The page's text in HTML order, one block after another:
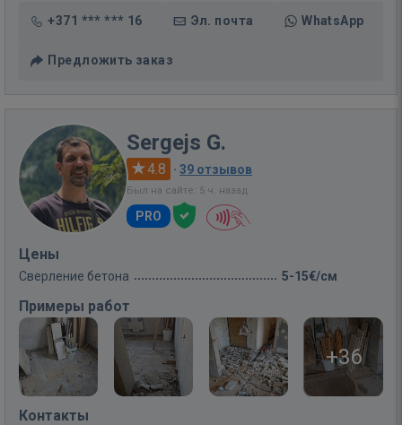
+371 *** *** 16 Эл. почта WhatsApp
Предложить заказ
Sergejs G.
4.8 · 39 отзывов
Был на сайте: 5 ч. назад
PRO
Цены
Сверление бетона 5-15€/см
Примеры работ
+36
Контакты